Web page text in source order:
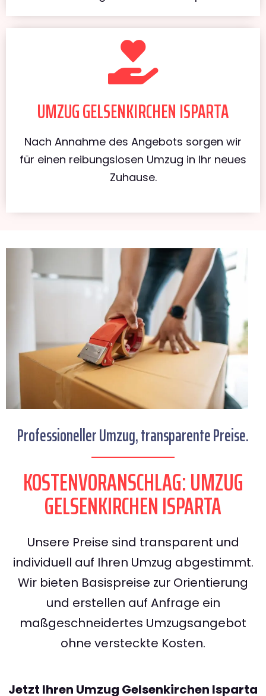
UMZUG GELSENKIRCHEN ISPARTA
Nach Annahme des Angebots sorgen wir
für einen reibungslosen Umzug in Ihr neues
Zuhause.
Professioneller Umzug, transparente Preise.
KOSTENVORANSCHLAG: UMZUG
GELSENKIRCHEN ISPARTA
Unsere Preise sind transparent und
individuell auf Ihren Umzug abgestimmt.
Wir bieten Basispreise zur Orientierung
und erstellen auf Anfrage ein
maßgeschneidertes Umzugsangebot
ohne versteckte Kosten.
Jetzt Ihren Umzug Gelsenkirchen Isparta